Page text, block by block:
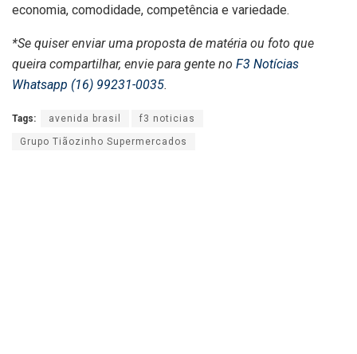
economia, comodidade, competência e variedade.
*Se quiser enviar uma proposta de matéria ou foto que
queira compartilhar, envie para gente no F3 Notícias
Whatsapp (16) 99231-0035.
Tags: avenida brasil f3 noticias
Grupo Tiãozinho Supermercados